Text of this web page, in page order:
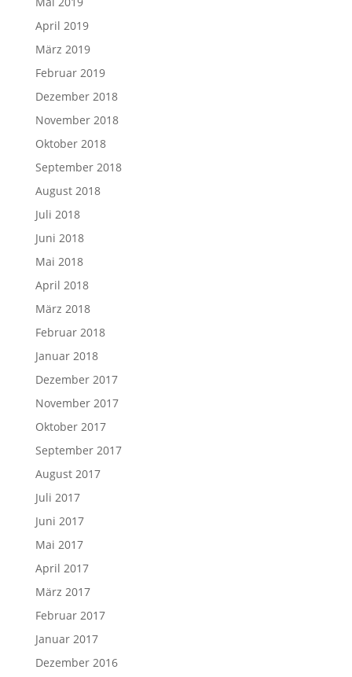
April 2019
März 2019
Februar 2019
Dezember 2018
November 2018
Oktober 2018
September 2018
August 2018
Juli 2018
Juni 2018
Mai 2018
April 2018
März 2018
Februar 2018
Januar 2018
Dezember 2017
November 2017
Oktober 2017
September 2017
August 2017
Juli 2017
Juni 2017
Mai 2017
April 2017
März 2017
Februar 2017
Januar 2017
Dezember 2016